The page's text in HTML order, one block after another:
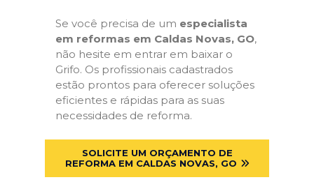
Se você precisa de um especialista
em reformas em Caldas Novas, GO,
não hesite em entrar em baixar o
Grifo. Os profissionais cadastrados
estão prontos para oferecer soluções
eficientes e rápidas para as suas
necessidades de reforma.
SOLICITE UM ORÇAMENTO DE
REFORMA EM CALDAS NOVAS, GO